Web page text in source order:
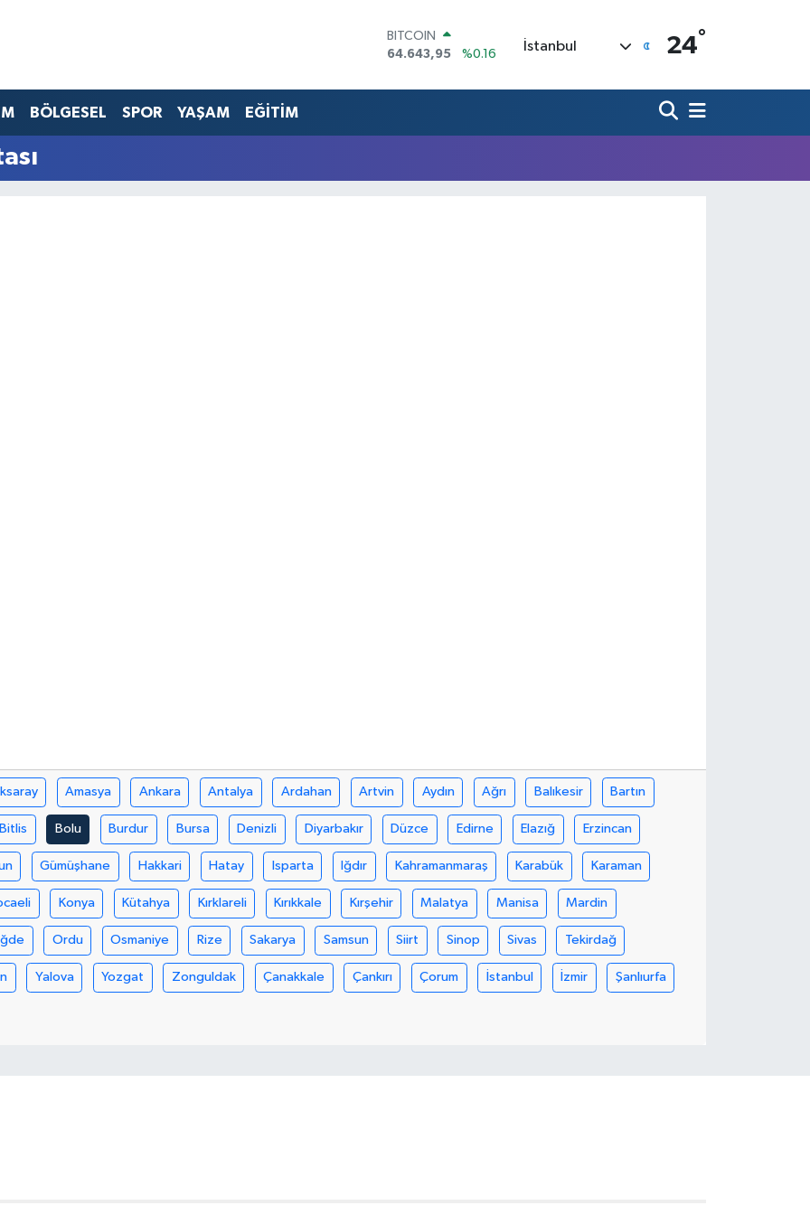
BITCOIN
64.643,95
%0.16
47,6006
%0.06
GRAM ALTIN
İstanbul 24°
BÖLGESEL SPOR YAŞAM EĞİTİM
Amasya Ankara Antalya Ardahan Artvin Aydın Ağrı Balıkesir Bartın
Bitlis Bolu Burdur Bursa Denizli Diyarbakır Düzce Edirne Elazığ Erzincan
Gümüşhane Hakkari Hatay Isparta Iğdır Kahramanmaraş Karabük Karaman
Konya Kütahya Kırklareli Kırıkkale Kırşehir Malatya Manisa Mardin
Ordu Osmaniye Rize Sakarya Samsun Siirt Sinop Sivas Tekirdağ
Yalova Yozgat Zonguldak Çanakkale Çankırı Çorum İstanbul İzmir Şanlıurfa